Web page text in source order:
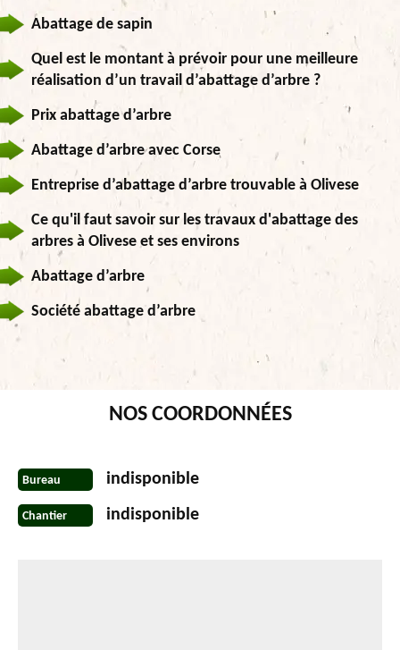
Abattage de sapin
Quel est le montant à prévoir pour une meilleure
réalisation d’un travail d’abattage d’arbre ?
Prix abattage d’arbre
Abattage d’arbre avec Corse
Entreprise d’abattage d’arbre trouvable à Olivese
Ce qu'il faut savoir sur les travaux d'abattage des
arbres à Olivese et ses environs
Abattage d’arbre
Société abattage d’arbre
NOS COORDONNÉES
Bureau indisponible
Chantier indisponible